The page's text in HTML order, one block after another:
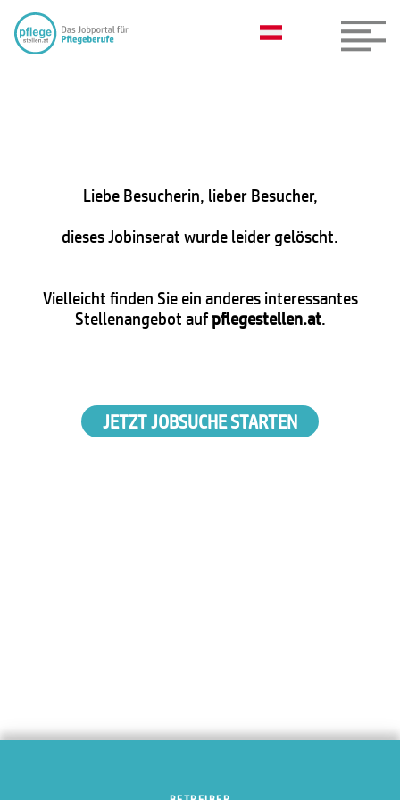
Liebe Besucherin, lieber Besucher,
dieses Jobinserat wurde leider gelöscht.
Vielleicht finden Sie ein anderes interessantes
Stellenangebot aufpflegestellen.at.
JETZT JOBSUCHE STARTEN